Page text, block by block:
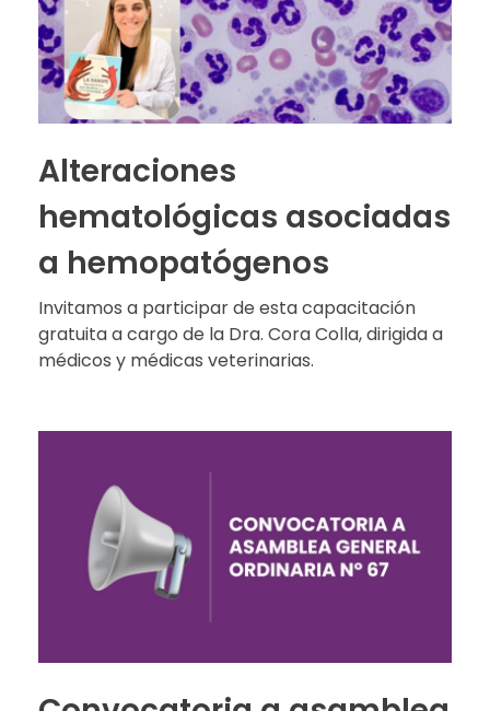
Alteraciones
hematológicas asociadas
a hemopatógenos
Invitamos a participar de esta capacitación
gratuita a cargo de la Dra. Cora Colla, dirigida a
médicos y médicas veterinarias.